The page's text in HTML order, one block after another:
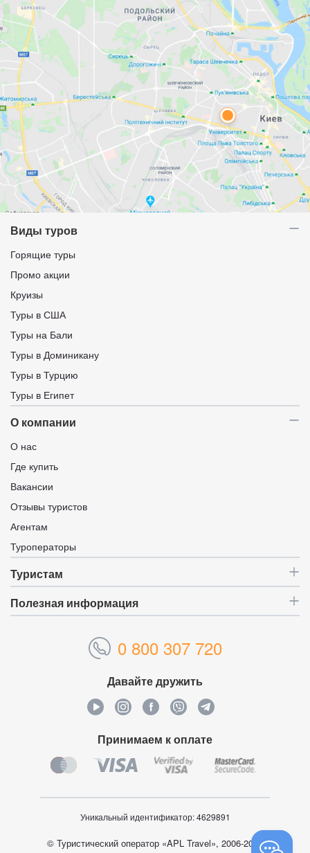
Виды туров
Горящие туры
Промо акции
Круизы
Туры в США
Туры на Бали
Туры в Доминикану
Туры в Турцию
Туры в Египет
О компании
О нас
Где купить
Вакансии
Отзывы туристов
Агентам
Туроператоры
Туристам
Полезная информация
0 800 307 720
Давайте дружить
Принимаем к оплате
Уникальный идентификатор:4629891
© Туристический оператор «APL Travel», 2006-2026